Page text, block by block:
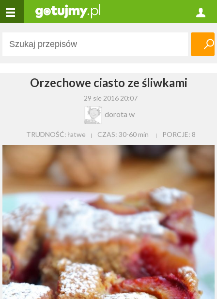
Orzechowe ciasto ze śliwkami
29 sie 2016 20:07
dorota w
TRUDNOŚĆ: łatwe CZAS:30-60 min PORCJE: 8